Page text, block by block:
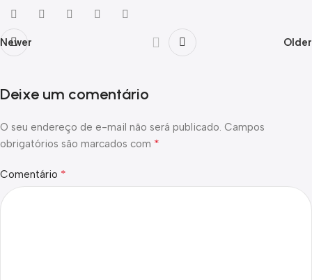
Newer Older
Deixe um comentário
O seu endereço de e-mail não será publicado. Campos
obrigatórios são marcados com *
Comentário *